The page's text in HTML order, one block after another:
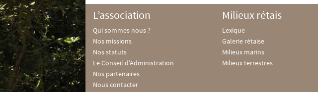
L’association
Qui sommes nous ?
Nos missions
Nos statuts
Le Conseil d’Administration
Nos partenaires
Nous contacter
Milieux rétais
Lexique
Galerie rétaise
Milieux marins
Milieux terrestres